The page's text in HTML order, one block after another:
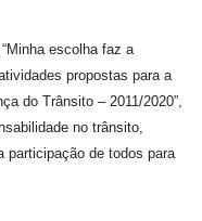
escolha faz a
propostas para a
do Trânsito – 2011/2020”,
no trânsito,
participação de todos para